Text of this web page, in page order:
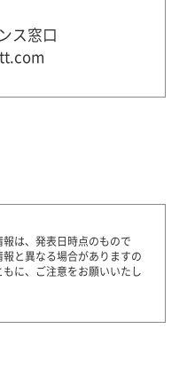
ス窓口
は、発表日時点のもので
と異なる場合がありますの
に、ご注意をお願いいたし